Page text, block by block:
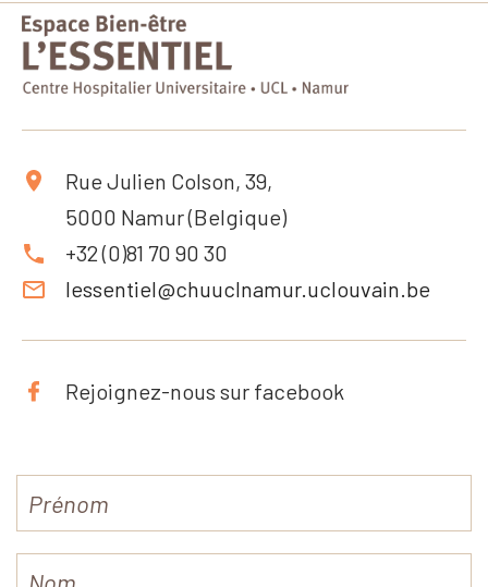
Rue Julien Colson, 39,
5000 Namur (Belgique)
+32 (0)81 70 90 30
lessentiel@chuuclnamur.uclouvain.be
Rejoignez-nous sur facebook